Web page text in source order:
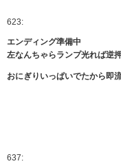
623:
エンディング準備中
左なんちゃらランプ光れば逆
おにぎりいっぱいでたから即
637: